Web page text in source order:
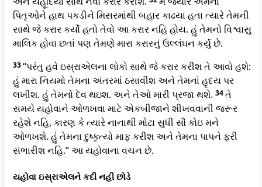
પિતૃઓને હાથ પકડીને મિસરમાંથી બહાર કાઢયા હતા ત્યારે તેમની
સાથે જે કરાર કર્યો હતો તેવો આ કરાર નહિ હોય. હું તેમનો વિશ્વાસુ
માલિક હોવા છતાં પણ તેમણે મારા કરારનું ઉલ્લંઘન કર્યુ છે.
33“પરંતુ હવે ઇસ્રાએલના લોકો સાથે જે કરાર કરીશ તે આવો હશે:
હું મારા નિયમો તેમના અંતરમાં ઠસાવીશ અને તેમનાં હૃદય પર
લખીશ. હું તેમનો દેવ થઇશ. અને તેઓ મારી પ્રજા થશે. 34તે
સમયે યહોવાને ઓળખવા માટે એકબીજાને શીખવવાની જરૂર
રહેશે નહિ, કારણ કે ત્યારે નાનાથી મોટા સુધી સૌ કોઇ મને
ઓળખશે. હું તેમના દુષ્કૃત્યો માફ કરીશ અને તેમના પાપને ફરી
સંભારીશ નહિ.” આ યહોવાના વચન છે.
યહોવા ઇસ્રાએલને કદી નહી છોડે